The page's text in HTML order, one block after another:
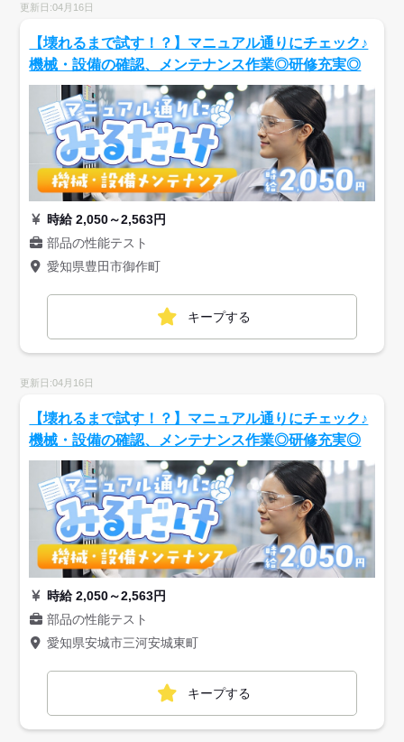
更新日:04月16日
【壊れるまで試す！？】マニュアル通りにチェック♪
機械・設備の確認、メンテナンス作業◎研修充実◎
時給 2,050～2,563円
部品の性能テスト
愛知県豊田市御作町
キープする
更新日:04月16日
【壊れるまで試す！？】マニュアル通りにチェック♪
機械・設備の確認、メンテナンス作業◎研修充実◎
時給 2,050～2,563円
部品の性能テスト
愛知県安城市三河安城東町
キープする